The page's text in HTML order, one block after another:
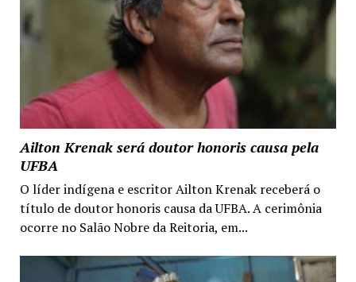
Ailton Krenak será doutor honoris causa pela
UFBA
O líder indígena e escritor Ailton Krenak receberá o
título de doutor honoris causa da UFBA. A cerimônia
ocorre no Salão Nobre da Reitoria, em...